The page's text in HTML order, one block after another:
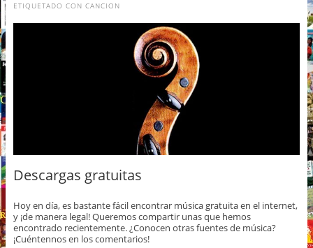
ETIQUETADO CON CANCION
Descargas gratuitas
Hoy en día, es bastante fácil encontrar música gratuita en el internet,
y ¡de manera legal! Queremos compartir unas que hemos
encontrado recientemente. ¿Conocen otras fuentes de música?
¡Cuéntennos en los comentarios!